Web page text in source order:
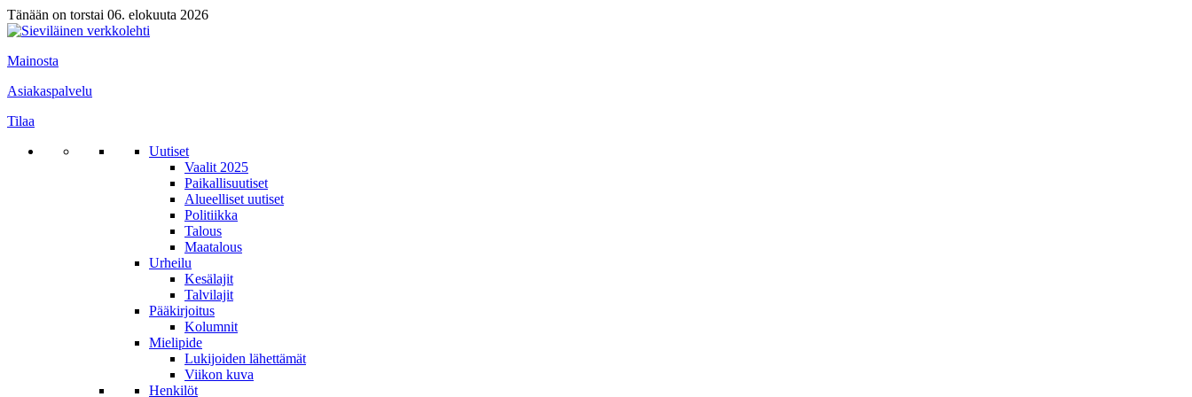
Tänään on torstai 06. elokuuta 2026
Mainosta
Asiakaspalvelu
Tilaa
Uutiset
Vaalit 2025
Paikallisuutiset
Alueelliset uutiset
Politiikka
Talous
Maatalous
Urheilu
Kesälajit
Talvilajit
Pääkirjoitus
Kolumnit
Mielipide
Lukijoiden lähettämät
Viikon kuva
Henkilöt